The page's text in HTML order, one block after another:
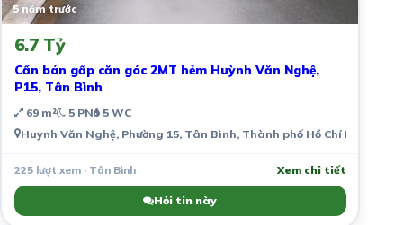
5 năm trước
6.7 Tỷ
Cần bán gấp căn góc 2MT hẻm Huỳnh Văn Nghệ,
P15, Tân Bình
69 m² 5 PN 5 WC
Huynh Văn Nghệ, Phường 15, Tân Bình, Thành phố Hồ Chí Minh,
225 lượt xem · Tân Bình Xem chi tiết
Hỏi tin này